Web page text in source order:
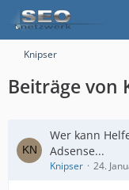
Knipser
Beiträge von
Wer kann
Adsense...
Knipser 24.